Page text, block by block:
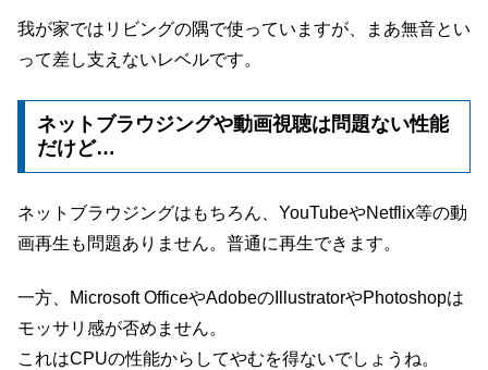
我が家ではリビングの隅で使っていますが、まあ無音とい
って差し支えないレベルです。
ネットブラウジングや動画視聴は問題ない性能
だけど…
ネットブラウジングはもちろん、YouTubeやNetflix等の動
画再生も問題ありません。普通に再生できます。
一方、Microsoft OfficeやAdobeのIllustratorやPhotoshopは
モッサリ感が否めません。
これはCPUの性能からしてやむを得ないでしょうね。